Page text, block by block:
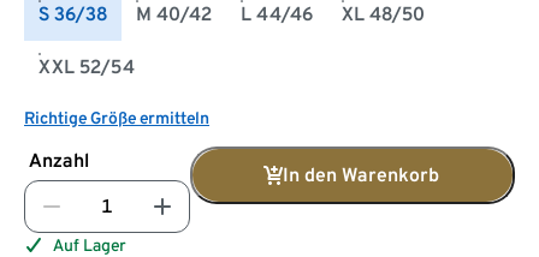
S 36/38 M 40/42 L 44/46 XL 48/50
XXL 52/54
Richtige Größe ermitteln
Anzahl
In den Warenkorb
Auf Lager